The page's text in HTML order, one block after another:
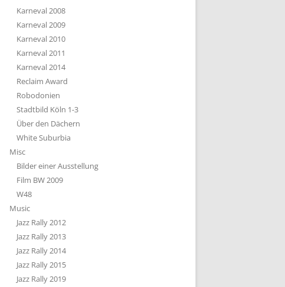
Karneval 2008
Karneval 2009
Karneval 2010
Karneval 2011
Karneval 2014
Reclaim Award
Robodonien
Stadtbild Köln 1-3
Über den Dächern
White Suburbia
Misc
Bilder einer Ausstellung
Film BW 2009
W48
Music
Jazz Rally 2012
Jazz Rally 2013
Jazz Rally 2014
Jazz Rally 2015
Jazz Rally 2019